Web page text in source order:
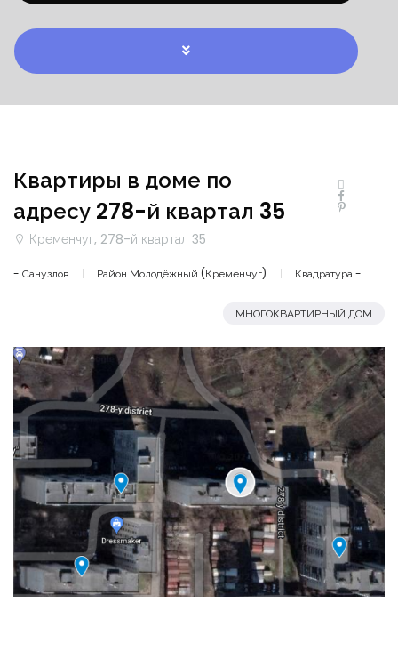
Квартиры в доме по
адресу 278-й квартал 35
Кременчуг, 278-й квартал 35
- Санузлов Район Молодёжный (Кременчуг) Квадратура -
МНОГОКВАРТИРНЫЙ ДОМ